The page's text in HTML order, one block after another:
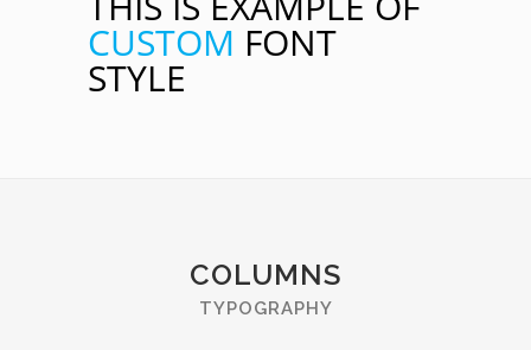
CUSTOM FONT
STYLE
COLUMNS
TYPOGRAPHY